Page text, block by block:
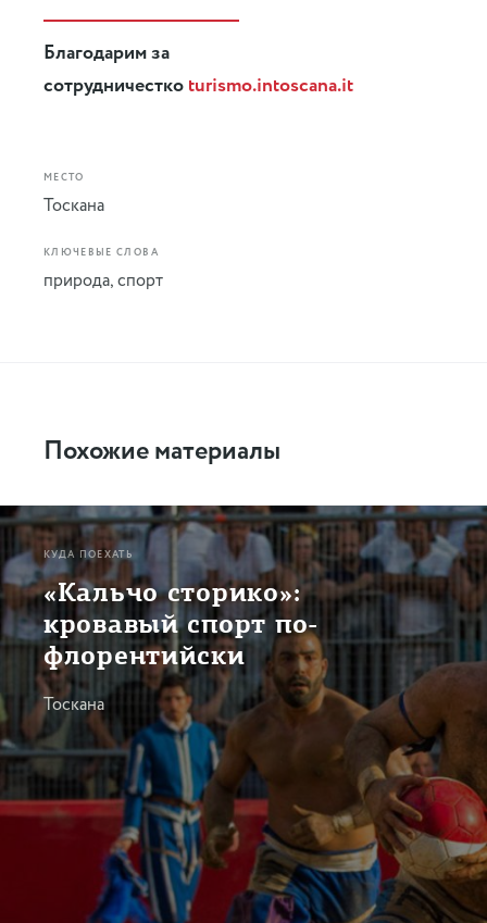
Благодарим за
сотрудничесткоturismo.intoscana.it
МЕСТО
Тоскана
КЛЮЧЕВЫЕ СЛОВА
природа,спорт
Похожие материалы
КУДА ПОЕХАТЬ
«Кальчо сторико»:
кровавый спорт по-
флорентийски
Тоскана